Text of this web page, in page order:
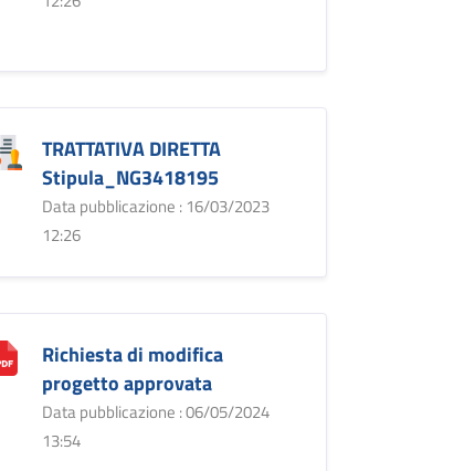
TRATTATIVA DIRETTA
Stipula_NG3418195
Data pubblicazione : 16/03/2023
12:26
Richiesta di modifica
progetto approvata
Data pubblicazione : 06/05/2024
13:54